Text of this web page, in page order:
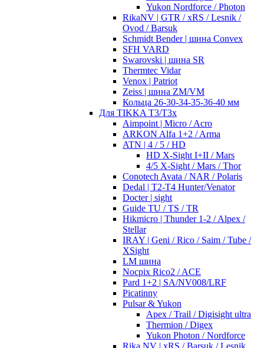
Yukon Nordforce / Photon
RikaNV | GTR / xRS / Lesnik /
Ovod / Barsuk
Schmidt Bender | шина Convex
SFH VARD
Swarovski | шина SR
Thermtec Vidar
Venox | Patriot
Zeiss | шина ZM/VM
Кольца 26-30-34-35-36-40 мм
Для TIKKA T3/T3x
Aimpoint | Micro / Acro
ARKON Alfa 1+2 / Arma
ATN | 4 / 5 / HD
HD X-Sight I+II / Mars
4/5 X-Sight / Mars / Thor
Conotech Avata / NAR / Polaris
Dedal | T2-T4 Hunter/Venator
Docter | sight
Guide TU / TS / TR
Hikmicro | Thunder 1-2 / Alpex /
Stellar
IRAY | Geni / Rico / Saim / Tube /
XSight
LM шина
Nocpix Rico2 / ACE
Pard 1+2 | SA/NV008/LRF
Picatinny
Pulsar & Yukon
Apex / Trail / Digisight ultra
Thermion / Digex
Yukon Photon / Nordforce
Rika NV | xRS / Barsuk / Lesnik